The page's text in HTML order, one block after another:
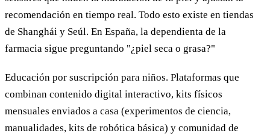
recomendación en tiempo real. Todo esto existe en tiendas
de Shanghái y Seúl. En España, la dependienta de la
farmacia sigue preguntando "¿piel seca o grasa?"
Educación por suscripción para niños. Plataformas que
combinan contenido digital interactivo, kits físicos
mensuales enviados a casa (experimentos de ciencia,
manualidades, kits de robótica básica) y comunidad de